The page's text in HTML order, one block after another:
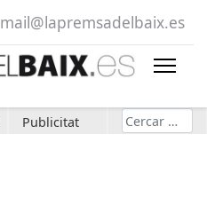
mail@lapremsadelbaix.es
Publicitat Cerca